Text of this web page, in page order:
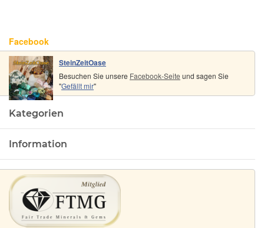
Facebook
SteinZeitOase
Besuchen Sie unsere Facebook-Seite und sagen Sie
"Gefällt mir"
Kategorien
Information